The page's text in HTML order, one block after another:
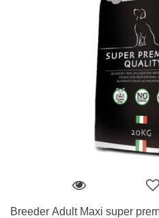
Breeder Adult Maxi super